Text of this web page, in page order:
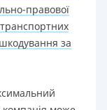
правової
за